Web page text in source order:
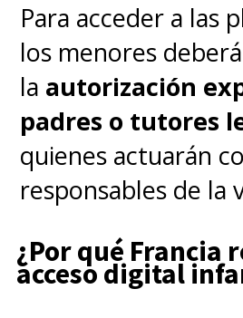
Para acceder a las
los menores
la autorización
padres o tutores
quienes actuarán
responsables de la
¿Por qué Francia
acceso digital